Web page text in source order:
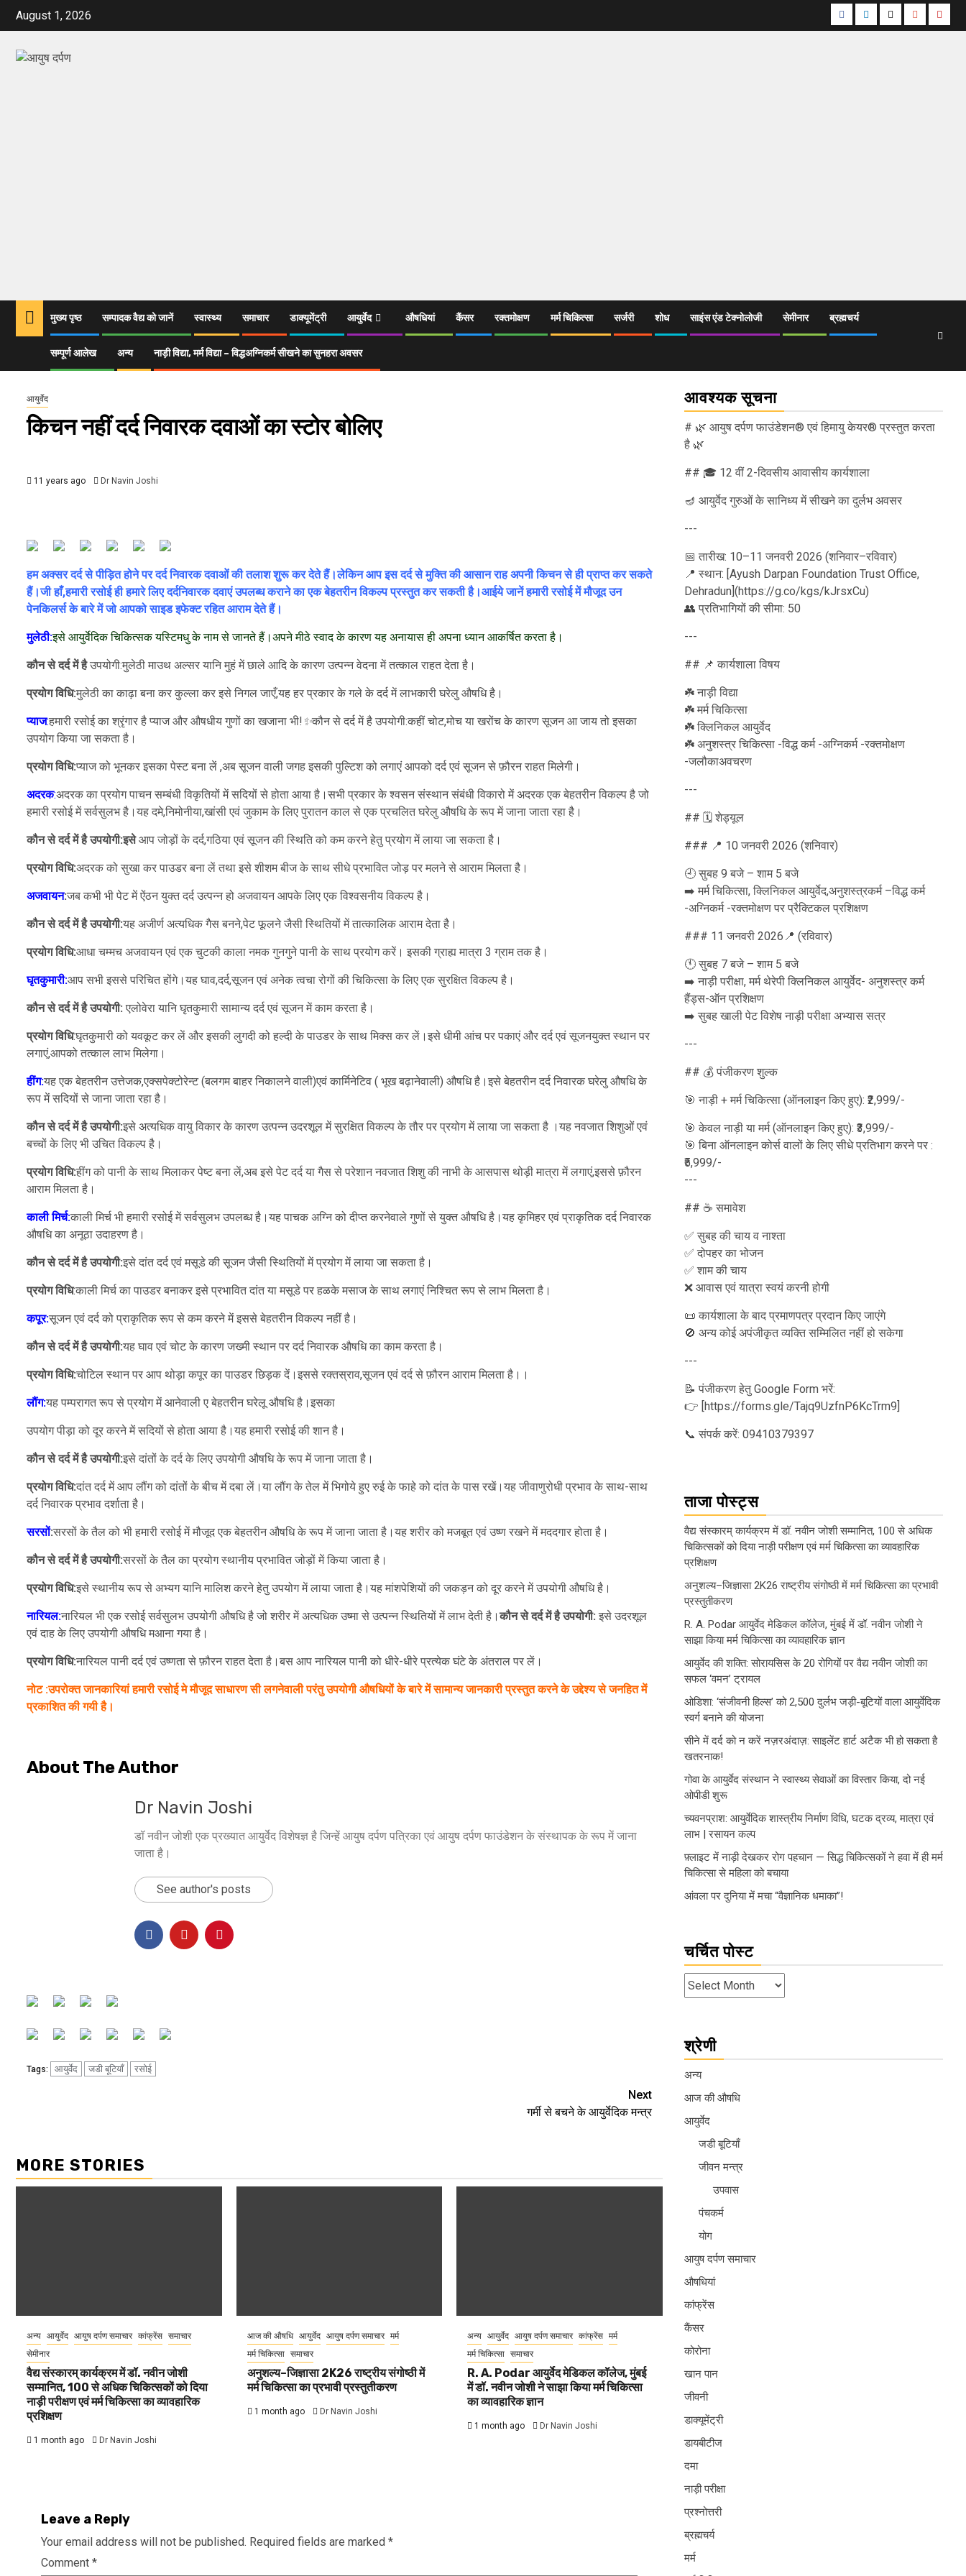
August 1, 2026
मुख्य पृष्ठ सम्पादक वैद्य को जानें स्वास्थ्य समाचार डाक्यूमेंट्री आयुर्वेद औषधियां कैंसर रक्तमोक्षण मर्म चिकित्सा सर्जरी शोध साइंस एंड टेक्नोलोजी सेमीनार ब्रह्मचर्य
सम्पूर्ण आलेख अन्य नाड़ी विद्या, मर्म विद्या – विद्धअग्निकर्म सीखने का सुनहरा अवसर
आयुर्वेद किचन नहीं दर्द निवारक दवाओं का स्टोर बोलिए
आयुर्वेद
किचन नहीं दर्द निवारक दवाओं का स्टोर बोलिए
11 years ago Dr Navin Joshi
हम अक्सर दर्द से पीड़ित होने पर दर्द निवारक दवाओं की तलाश शुरू कर देते हैं।लेकिन आप इस दर्द से मुक्ति की आसान राह अपनी किचन से ही प्राप्त कर सकते
हैं।जी हाँ,हमारी रसोई ही हमारे लिए दर्दनिवारक दवाएं उपलब्ध कराने का एक बेहतरीन विकल्प प्रस्तुत कर सकती है।आईये जानें हमारी रसोई में मौजूद उन
पेनकिलर्स के बारे में जो आपको साइड इफेक्ट रहित आराम देते हैं।
मुलेठी:इसे आयुर्वेदिक चिकित्सक यस्टिमधु के नाम से जानते हैं।अपने मीठे स्वाद के कारण यह अनायास ही अपना ध्यान आकर्षित करता है।
कौन से दर्द में हैउपयोगी:मुलेठी माउथ अल्सर यानि मुहं में छाले आदि के कारण उत्पन्न वेदना में तत्काल राहत देता है।
प्रयोग विधि:मुलेठी का काढ़ा बना कर कुल्ला कर इसे निगल जाएँ,यह हर प्रकार के गले के दर्द में लाभकारी घरेलु औषधि है।
प्याज:हमारी रसोई का श्रृंगार है प्याज और औषधीय गुणों का खजाना भी!✨कौन से दर्द में है उपयोगी:कहीं चोट,मोच या खरोंच के कारण सूजन आ जाय तो इसका
उपयोग किया जा सकता है।
प्रयोग विधि:प्याज को भूनकर इसका पेस्ट बना लें ,अब सूजन वाली जगह इसकी पुल्टिश को लगाएं आपको दर्द एवं सूजन से फ़ौरन राहत मिलेगी।
अदरक:अदरक का प्रयोग पाचन सम्बंधी विकृतियों में सदियों से होता आया है।सभी प्रकार के श्वसन संस्थान संबंधी विकारो में अदरक एक बेहतरीन विकल्प है जो
हमारी रसोई में सर्वसुलभ है।यह दमे,निमोनीया,खांसी एवं जुकाम के लिए पुरातन काल से एक प्रचलित घरेलु औषधि के रूप में जाना जाता रहा है।
कौन से दर्द में है उपयोगी:इसेआप जोड़ों के दर्द,गठिया एवं सूजन की स्थिति को कम करने हेतु प्रयोग में लाया जा सकता है।
प्रयोग विधि:अदरक को सुखा कर पाउडर बना लें तथा इसे शीशम बीज के साथ सीधे प्रभावित जोड़ पर मलने से आराम मिलता है।
अजवायन:जब कभी भी पेट में ऐंठन युक्त दर्द उत्पन्न हो अजवायन आपके लिए एक विश्वसनीय विकल्प है।
कौन से दर्द में है उपयोगी:यह अजीर्ण अत्यधिक गैस बनने,पेट फूलने जैसी स्थितियों में तात्कालिक आराम देता है।
प्रयोग विधि:आधा चम्मच अजवायन एवं एक चुटकी काला नमक गुनगुने पानी के साथ प्रयोग करें। इसकी ग्राह्य मात्रा 3 ग्राम तक है।
घृतकुमारी:आप सभी इससे परिचित होंगे।यह घाव,दर्द,सूजन एवं अनेक त्वचा रोगों की चिकित्सा के लिए एक सुरक्षित विकल्प है।
कौन से दर्द में है उपयोगी: एलोवेरा यानि घृतकुमारी सामान्य दर्द एवं सूजन में काम करता है।
प्रयोग विधि:घृतकुमारी को यवकूट कर लें और इसकी लुगदी को हल्दी के पाउडर के साथ मिक्स कर लें।इसे धीमी आंच पर पकाएं और दर्द एवं सूजनयुक्त स्थान पर
लगाएं,आपको तत्काल लाभ मिलेगा।
हींग:यह एक बेहतरीन उत्तेजक,एक्सपेक्टोरेन्ट (बलगम बाहर निकालने वाली)एवं कार्मिनेटिव ( भूख बढ़ानेवाली) औषधि है।इसे बेहतरीन दर्द निवारक घरेलु औषधि के
रूप में सदियों से जाना जाता रहा है।
कौन से दर्द में है उपयोगी:इसे अत्यधिक वायु विकार के कारण उत्पन्न उदरशूल में सुरक्षित विकल्प के तौर पर प्रयोग में लाया जा सकता है ।यह नवजात शिशुओं एवं
बच्चों के लिए भी उचित विकल्प है।
प्रयोग विधि:हींग को पानी के साथ मिलाकर पेष्ट बना लें,अब इसे पेट दर्द या गैस से परेशान नवजात शिशु की नाभी के आसपास थोड़ी मात्रा में लगाएं,इससे फ़ौरन
आराम मिलता है।
काली मिर्च:काली मिर्च भी हमारी रसोई में सर्वसुलभ उपलब्ध है।यह पाचक अग्नि को दीप्त करनेवाले गुणों से युक्त औषधि है।यह कृमिहर एवं प्राकृतिक दर्द निवारक
औषधि का अनूठा उदाहरण है।
कौन से दर्द में है उपयोगी:इसे दांत दर्द एवं मसूडे की सूजन जैसी स्थितियों में प्रयोग में लाया जा सकता है।
प्रयोग विधि:काली मिर्च का पाउडर बनाकर इसे प्रभावित दांत या मसूडे पर हळके मसाज के साथ लगाएं निश्चित रूप से लाभ मिलता है।
कपूर:सूजन एवं दर्द को प्राकृतिक रूप से कम करने में इससे बेहतरीन विकल्प नहीं है।
कौन से दर्द में है उपयोगी:यह घाव एवं चोट के कारण जख्मी स्थान पर दर्द निवारक औषधि का काम करता है।
प्रयोग विधि:चोटिल स्थान पर आप थोड़ा कपूर का पाउडर छिड़क दें।इससे रक्तस्राव,सूजन एवं दर्द से फ़ौरन आराम मिलता है।।
लौंग:यह पम्परागत रूप से प्रयोग में आनेवाली ए बेहतरीन घरेलू औषधि है।इसका
उपयोग पीड़ा को दूर करने में सदियों से होता आया है।यह हमारी रसोई की शान है।
कौन से दर्द में है उपयोगी:इसे दांतों के दर्द के लिए उपयोगी औषधि के रूप में जाना जाता है।
प्रयोग विधि:दांत दर्द में आप लौंग को दांतों के बीच में दबा लें।या लौंग के तेल में भिगोये हुए रुई के फाहे को दांत के पास रखें।यह जीवाणुरोधी प्रभाव के साथ-साथ
दर्द निवारक प्रभाव दर्शाता है।
सरसों:सरसों के तैल को भी हमारी रसोई में मौजूद एक बेहतरीन औषधि के रूप में जाना जाता है।यह शरीर को मजबूत एवं उष्ण रखने में मददगार होता है।
कौन से दर्द में है उपयोगी:सरसों के तैल का प्रयोग स्थानीय प्रभावित जोड़ों में किया जाता है।
प्रयोग विधि:इसे स्थानीय रूप से अभ्यग यानि मालिश करने हेतु उपयोग में लाया जाता है।यह मांशपेशियों की जकड़न को दूर करने में उपयोगी औषधि है।
नारियल:नारियल भी एक रसोई सर्वसुलभ उपयोगी औषधि है जो शरीर में अत्यधिक उष्मा से उत्पन्न स्थितियों में लाभ देती है।कौन से दर्द में है उपयोगी: इसे उदरशूल
एवं दाह के लिए उपयोगी औषधि मआना गया है।
प्रयोग विधि:नारियल पानी दर्द एवं उष्णता से फ़ौरन राहत देता है।बस आप नारियल पानी को धीरे-धीरे प्रत्येक घंटे के अंतराल पर लें।
नोट :उपरोक्त जानकारियां हमारी रसोई मे मौजूद साधारण सी लगनेवाली परंतु उपयोगी औषधियों के बारे में सामान्य जानकारी प्रस्तुत करने के उद्देश्य से जनहित में
प्रकाशित की गयी है।
About The Author
Dr Navin Joshi
डॉ नवीन जोशी एक प्रख्यात आयुर्वेद विशेषज्ञ है जिन्हें आयुष दर्पण पत्रिका एवं आयुष दर्पण फाउंडेशन के संस्थापक के रूप में जाना
जाता है।
See author's posts
Tags: आयुर्वेद जडी बूटियाँ रसोई
Next
गर्मी से बचने के आयुर्वेदिक मन्त्र
MORE STORIES
अन्य आयुर्वेद आयुष दर्पण समाचार कांफ्रेंस समाचार
सेमीनार
वैद्य संस्कारम् कार्यक्रम में डॉ. नवीन जोशी
सम्मानित, 100 से अधिक चिकित्सकों को दिया
नाड़ी परीक्षण एवं मर्म चिकित्सा का व्यावहारिक
प्रशिक्षण
1 month ago Dr Navin Joshi
आज की औषधि आयुर्वेद आयुष दर्पण समाचार मर्म
मर्म चिकित्सा समाचार
अनुशल्य–जिज्ञासा 2K26 राष्ट्रीय संगोष्ठी में
मर्म चिकित्सा का प्रभावी प्रस्तुतीकरण
1 month ago Dr Navin Joshi
अन्य आयुर्वेद आयुष दर्पण समाचार कांफ्रेंस मर्म
मर्म चिकित्सा समाचार
R. A. Podar आयुर्वेद मेडिकल कॉलेज, मुंबई
में डॉ. नवीन जोशी ने साझा किया मर्म चिकित्सा
का व्यावहारिक ज्ञान
1 month ago Dr Navin Joshi
Leave a Reply
Your email address will not be published. Required fields are marked *
Comment *
आवश्यक सूचना
# 🌿 आयुष दर्पण फाउंडेशन® एवं हिमायु केयर® प्रस्तुत करता
है 🌿
## 🎓 12 वीं 2-दिवसीय आवासीय कार्यशाला
🪔 आयुर्वेद गुरुओं के सानिध्य में सीखने का दुर्लभ अवसर
---
📅 तारीख: 10–11 जनवरी 2026 (शनिवार–रविवार)
📍 स्थान: [Ayush Darpan Foundation Trust Office,
Dehradun](https://g.co/kgs/kJrsxCu)
👥 प्रतिभागियों की सीमा: 50
---
## 📌 कार्यशाला विषय
☘️ नाड़ी विद्या
☘️ मर्म चिकित्सा
☘️ क्लिनिकल आयुर्वेद
☘️ अनुशस्त्र चिकित्सा -विद्ध कर्म -अग्निकर्म -रक्तमोक्षण
-जलौकाअवचरण
---
## 🗓️ शेड्यूल
### 📍 10 जनवरी 2026 (शनिवार)
🕘 सुबह 9 बजे – शाम 5 बजे
➡️ मर्म चिकित्सा, क्लिनिकल आयुर्वेद,अनुशस्त्रकर्म –विद्ध कर्म
-अग्निकर्म -रक्तमोक्षण पर प्रैक्टिकल प्रशिक्षण
### 11 जनवरी 2026📍 (रविवार)
🕚 सुबह 7 बजे – शाम 5 बजे
➡️ नाड़ी परीक्षा, मर्म थेरेपी क्लिनिकल आयुर्वेद- अनुशस्त्र कर्म
हैंड्स-ऑन प्रशिक्षण
➡️ सुबह खाली पेट विशेष नाड़ी परीक्षा अभ्यास सत्र
---
## 💰 पंजीकरण शुल्क
🎯 नाड़ी + मर्म चिकित्सा (ऑनलाइन किए हुए): ₹2,999/-
🎯 केवल नाड़ी या मर्म (ऑनलाइन किए हुए): ₹3,999/-
🎯 बिना ऑनलाइन कोर्स वालों के लिए सीधे प्रतिभाग करने पर :
₹5,999/-
---
## ☕ समावेश
✅ सुबह की चाय व नाश्ता
✅ दोपहर का भोजन
✅ शाम की चाय
❌ आवास एवं यात्रा स्वयं करनी होगी
📜 कार्यशाला के बाद प्रमाणपत्र प्रदान किए जाएंगे
🚫 अन्य कोई अपंजीकृत व्यक्ति सम्मिलित नहीं हो सकेगा
---
📝 पंजीकरण हेतु Google Form भरें:
👉 [https://forms.gle/Tajq9UzfnP6KcTrm9]
📞 संपर्क करें: 09410379397
ताजा पोस्ट्स
वैद्य संस्कारम् कार्यक्रम में डॉ. नवीन जोशी सम्मानित, 100 से अधिक
चिकित्सकों को दिया नाड़ी परीक्षण एवं मर्म चिकित्सा का व्यावहारिक
प्रशिक्षण
अनुशल्य–जिज्ञासा 2K26 राष्ट्रीय संगोष्ठी में मर्म चिकित्सा का प्रभावी
प्रस्तुतीकरण
R. A. Podar आयुर्वेद मेडिकल कॉलेज, मुंबई में डॉ. नवीन जोशी ने
साझा किया मर्म चिकित्सा का व्यावहारिक ज्ञान
आयुर्वेद की शक्ति: सोरायसिस के 20 रोगियों पर वैद्य नवीन जोशी का
सफल ‘वमन’ ट्रायल
ओडिशा: ‘संजीवनी हिल्स’ को 2,500 दुर्लभ जड़ी-बूटियों वाला आयुर्वेदिक
स्वर्ग बनाने की योजना
सीने में दर्द को न करें नज़रअंदाज़: साइलेंट हार्ट अटैक भी हो सकता है
खतरनाक!
गोवा के आयुर्वेद संस्थान ने स्वास्थ्य सेवाओं का विस्तार किया, दो नई
ओपीडी शुरू
च्यवनप्राश: आयुर्वेदिक शास्त्रीय निर्माण विधि, घटक द्रव्य, मात्रा एवं
लाभ | रसायन कल्प
फ़्लाइट में नाड़ी देखकर रोग पहचान — सिद्ध चिकित्सकों ने हवा में ही मर्म
चिकित्सा से महिला को बचाया
आंवला पर दुनिया में मचा “वैज्ञानिक धमाका”!
चर्चित पोस्ट
श्रेणी
अन्य
आज की औषधि
आयुर्वेद
जडी बूटियाँ
जीवन मन्त्र
उपवास
पंचकर्म
योग
आयुष दर्पण समाचार
औषधियां
कांफ्रेंस
कैंसर
कोरोना
खान पान
जीवनी
डाक्यूमेंट्री
डायबीटीज
दमा
नाड़ी परीक्षा
प्रश्नोत्तरी
ब्रह्मचर्य
मर्म